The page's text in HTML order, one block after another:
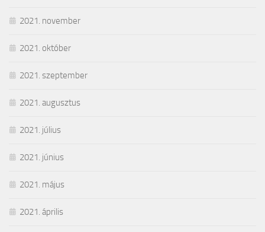
2021. november
2021. október
2021. szeptember
2021. augusztus
2021. július
2021. június
2021. május
2021. április